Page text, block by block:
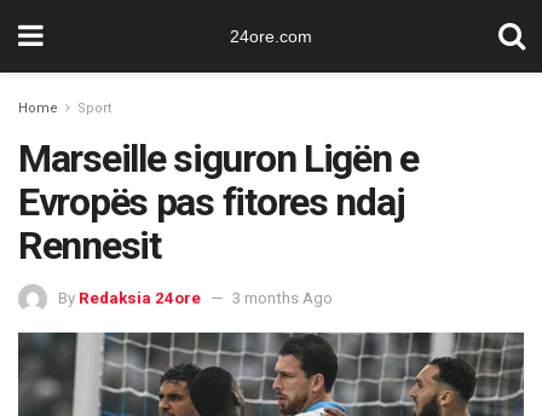
24ore.com
Home Sport
Marseille siguron Ligën e
Evropës pas fitores ndaj
Rennesit
By Redaksia 24ore 3 months Ago